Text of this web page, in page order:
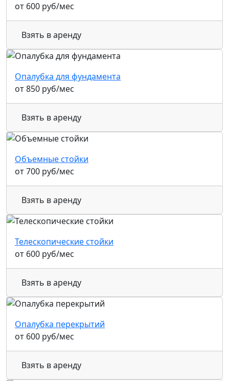
от 600 руб/мес
Взять в аренду
Опалубка для фундамента
от850 руб/мес
Взять в аренду
Объемные стойки
от700 руб/мес
Взять в аренду
Телескопические стойки
от 600 руб/мес
Взять в аренду
Опалубка перекрытий
от 600 руб/мес
Взять в аренду